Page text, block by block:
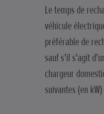
Le temps de
véhicule
préférable de
sauf s'il s'agit
chargeur
suivantes (en